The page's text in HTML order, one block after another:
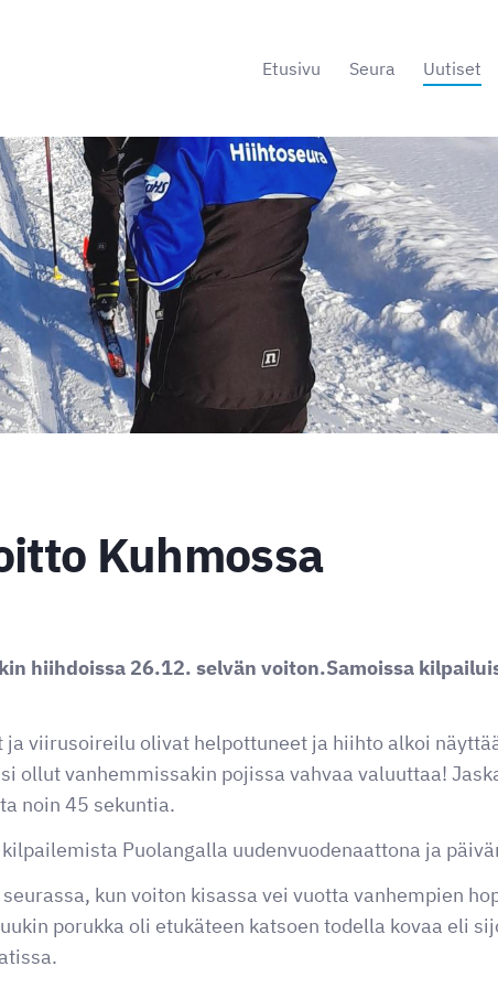
Etusivu Seura Uutiset
Kuhmossa
hiihdoissa 26.12. selvän voiton.Samoissa
ja viirusoireilu olivat helpottuneet ja hiihto alkoi
ollut vanhemmissakin pojissa vahvaa valuuttaa!
noin 45 sekuntia.
Puolangalla uudenvuodenaattona ja
kun voiton kisassa vei vuotta vanhempien
porukka oli etukäteen katsoen todella kovaa eli